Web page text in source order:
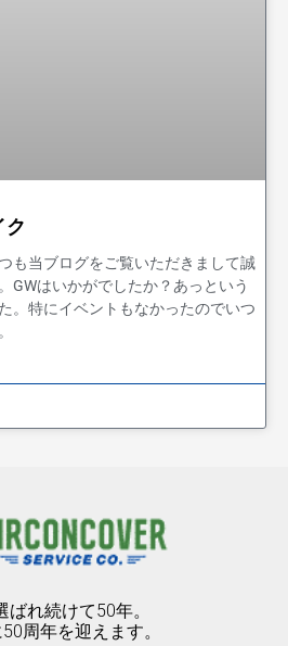
ク
も当ブログをご覧いただきまして誠
GWはいかがでしたか？あっという
。特にイベントもなかったのでいつ
ばれ続けて50年。
周年を迎えます。